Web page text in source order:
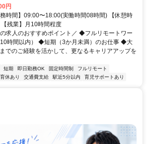
円
務時間】09:00〜18:00(実働時間08時間) 【休憩時
残業】月10時間程度
の求人のおすすめポイント／ ◆フルリモートワー
時間以内） ◆短期（3か月未満）のお仕事 ◆大
でのご経験を活かして、更なるキャリアアップを
短期 即日勤務OK 固定時間制
フルリモート
育休あり 交通費支給 駅近5分以内 育児サポートあり